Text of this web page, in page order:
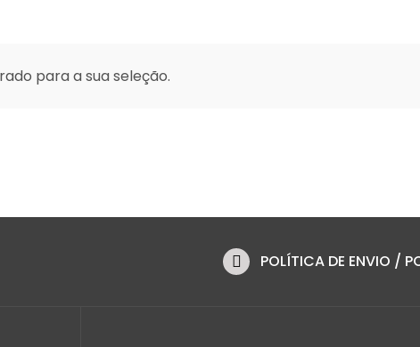
para a sua seleção.
POLÍTICA DE ENVIO /